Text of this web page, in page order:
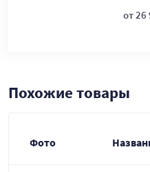
от 26
Похожие товары
Фото